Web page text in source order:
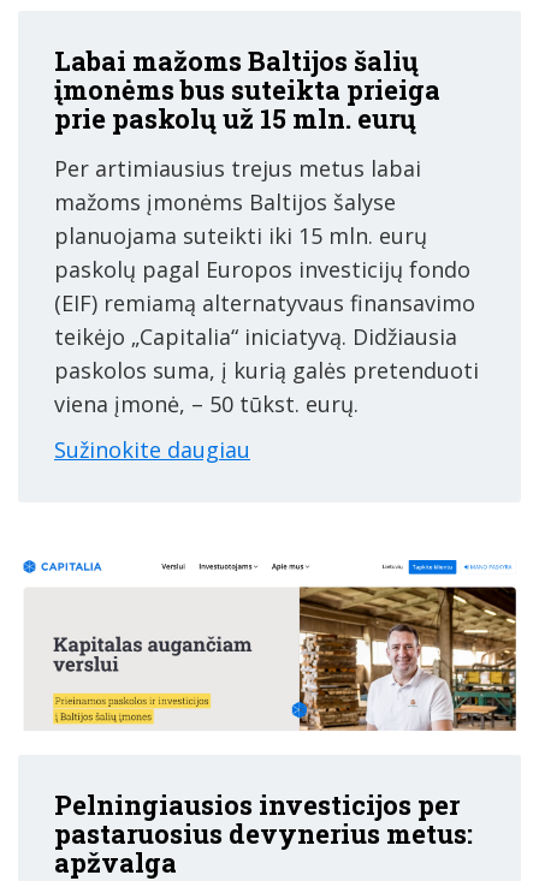
Labai mažoms Baltijos šalių
įmonėms bus suteikta prieiga
prie paskolų už 15 mln. eurų
Per artimiausius trejus metus labai
mažoms įmonėms Baltijos šalyse
planuojama suteikti iki 15 mln. eurų
paskolų pagal Europos investicijų fondo
(EIF) remiamą alternatyvaus finansavimo
teikėjo „Capitalia“ iniciatyvą. Didžiausia
paskolos suma, į kurią galės pretenduoti
viena įmonė, – 50 tūkst. eurų.
Sužinokite daugiau
Pelningiausios investicijos per
pastaruosius devynerius metus:
apžvalga